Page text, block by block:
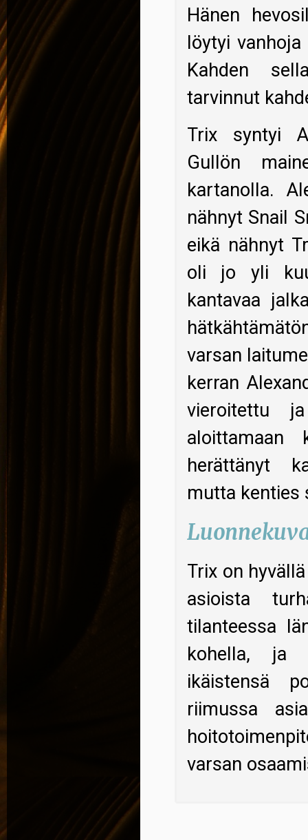
Hänen
löytyi
Kahden
tarvinnut
Trix syntyi
Gullön
kartanolla.
nähnyt Snail
eikä nähnyt
oli jo yli
kantavaa
varsan
kerran
vieroitettu
aloittamaan
herättänyt
mutta kenties
Trix on
asioista
tilanteessa
kohella, ja
ikäistensä
riimussa
varsan